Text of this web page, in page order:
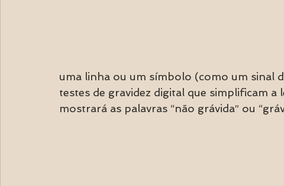
uma linha ou um símbolo (como um sinal
testes de gravidez digital que simplificam
mostrará as palavras “não grávida” ou